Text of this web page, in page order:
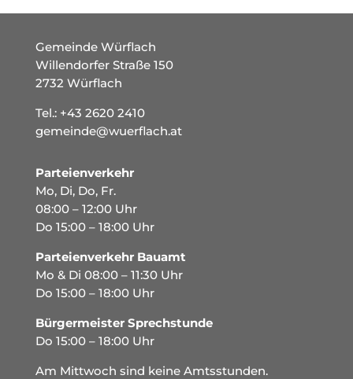
Gemeinde Würflach
Willendorfer Straße 150
2732 Würflach
Tel.: +43 2620 2410
gemeinde@wuerflach.at
Parteienverkehr
Mo, Di, Do, Fr.
08:00 – 12:00 Uhr
Do 15:00 – 18:00 Uhr
Parteienverkehr Bauamt
Mo & Di 08:00 – 11:30 Uhr
Do 15:00 – 18:00 Uhr
Bürgermeister Sprechstunde
Do 15:00 – 18:00 Uhr
Am Mittwoch sind keine Amtsstunden.